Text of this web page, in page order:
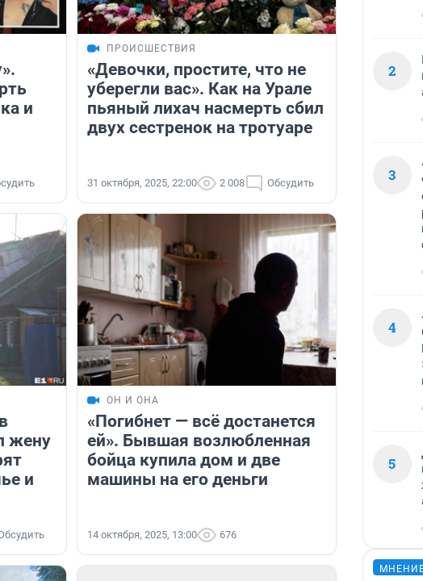
и
ПРОИСШЕСТВИЯ
«Девочки, простите, что не
уберегли вас». Как на Урале
пьяный лихач насмерть сбил
двух сестренок на тротуаре
31 октября, 2025, 22:00 2 008 Обсудить
жену
и
ОН И ОНА
«Погибнет — всё достанется
ей». Бывшая возлюбленная
бойца купила дом и две
машины на его деньги
14 октября, 2025, 13:00 676
2
3
4
5